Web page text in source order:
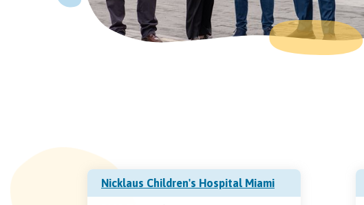
Nicklaus Children's Hospital Miami